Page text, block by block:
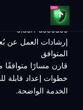
clash-usecase
المتوافق
خطوات إعداد قابلة
الخدمة الواضحة.